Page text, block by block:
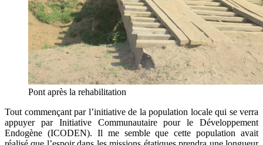
Pont après la rehabilitation
Tout commençant par l’initiative de la population locale qui se verra
appuyer par Initiative Communautaire pour le Développement
Endogène (ICODEN). Il me semble que cette population avait